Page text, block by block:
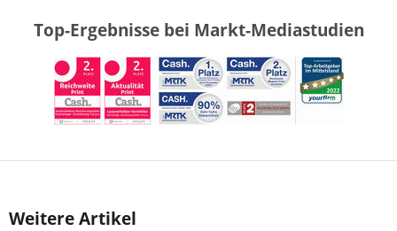
Top-Ergebnisse bei Markt-Mediastudien
Weitere Artikel